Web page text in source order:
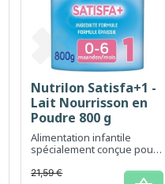
 Aperçu rapide
Nutrilon Satisfa+1 -
Lait Nourrisson en
Poudre 800 g
Alimentation infantile
spécialement conçue pour
faim fréquentes chez les
21,59 €